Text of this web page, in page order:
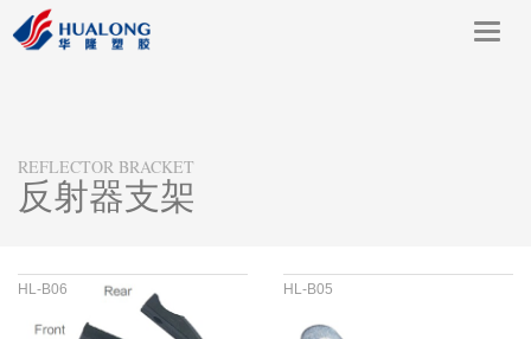
REFLECTOR BRACKET
反射器支架
HL-B06 HL-B05